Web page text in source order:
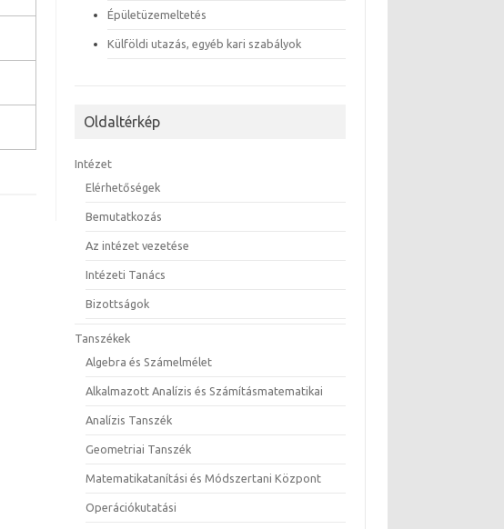
Épületüzemeltetés
Külföldi utazás, egyéb kari szabályok
Oldaltérkép
Intézet
Elérhetőségek
Bemutatkozás
Az intézet vezetése
Intézeti Tanács
Bizottságok
Tanszékek
Algebra és Számelmélet
Alkalmazott Analízis és Számításmatematikai
Analízis Tanszék
Geometriai Tanszék
Matematikatanítási és Módszertani Központ
Operációkutatási